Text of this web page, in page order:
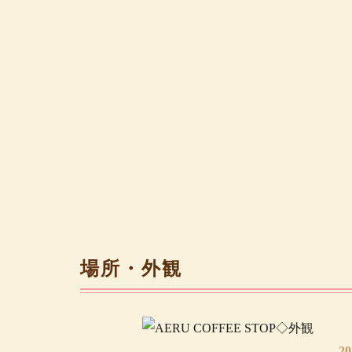
場所・外観